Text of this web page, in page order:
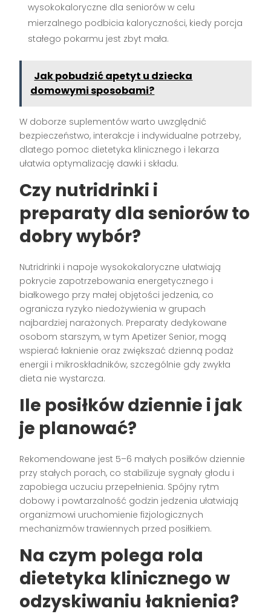
wysokokaloryczne dla seniorów w celu
mierzalnego podbicia kaloryczności, kiedy porcja
stałego pokarmu jest zbyt mała.
Jak pobudzić apetyt u dziecka
domowymi sposobami?
W doborze suplementów warto uwzględnić
bezpieczeństwo, interakcje i indywidualne potrzeby,
dlatego pomoc dietetyka klinicznego i lekarza
ułatwia optymalizację dawki i składu.
Czy nutridrinki i
preparaty dla seniorów to
dobry wybór?
Nutridrinki i napoje wysokokaloryczne ułatwiają
pokrycie zapotrzebowania energetycznego i
białkowego przy małej objętości jedzenia, co
ogranicza ryzyko niedożywienia w grupach
najbardziej narażonych. Preparaty dedykowane
osobom starszym, w tym Apetizer Senior, mogą
wspierać łaknienie oraz zwiększać dzienną podaż
energii i mikroskładników, szczególnie gdy zwykła
dieta nie wystarcza.
Ile posiłków dziennie i jak
je planować?
Rekomendowane jest 5–6 małych posiłków dziennie
przy stałych porach, co stabilizuje sygnały głodu i
zapobiega uczuciu przepełnienia. Spójny rytm
dobowy i powtarzalność godzin jedzenia ułatwiają
organizmowi uruchomienie fizjologicznych
mechanizmów trawiennych przed posiłkiem.
Na czym polega rola
dietetyka klinicznego w
odzyskiwaniu łaknienia?